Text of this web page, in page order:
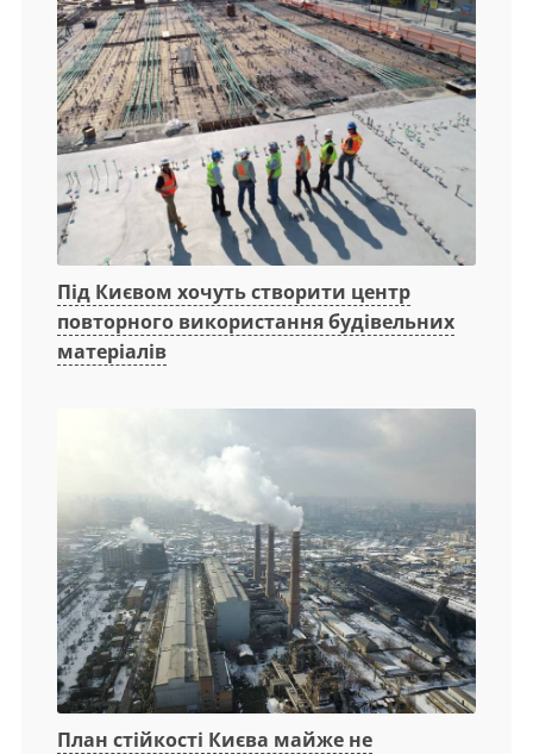
Під Києвом хочуть створити центр
повторного використання будівельних
матеріалів
План стійкості Києва майже не